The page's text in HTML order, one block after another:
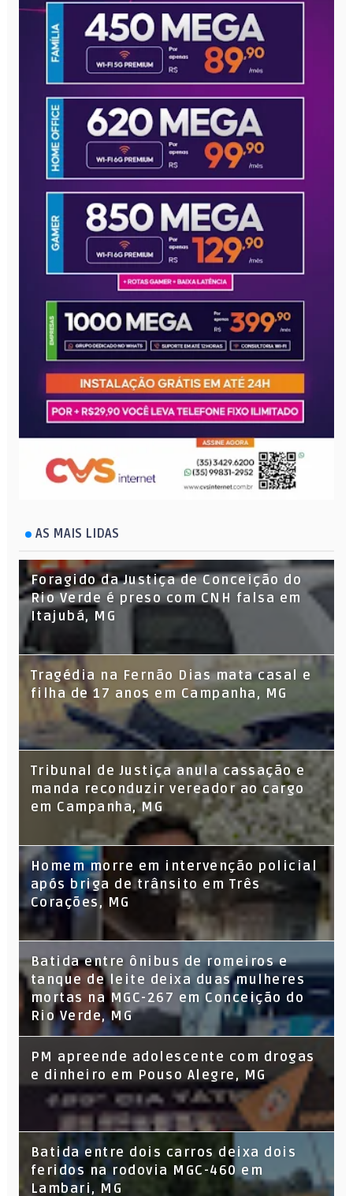
AS MAIS LIDAS
Foragido da Justiça de Conceição do
Rio Verde é preso com CNH falsa em
Itajubá, MG
Tragédia na Fernão Dias mata casal e
filha de 17 anos em Campanha, MG
Tribunal de Justiça anula cassação e
manda reconduzir vereador ao cargo
em Campanha, MG
Homem morre em intervenção policial
após briga de trânsito em Três
Corações, MG
Batida entre ônibus de romeiros e
tanque de leite deixa duas mulheres
mortas na MGC-267 em Conceição do
Rio Verde, MG
PM apreende adolescente com drogas
e dinheiro em Pouso Alegre, MG
Batida entre dois carros deixa dois
feridos na rodovia MGC-460 em
Lambari, MG